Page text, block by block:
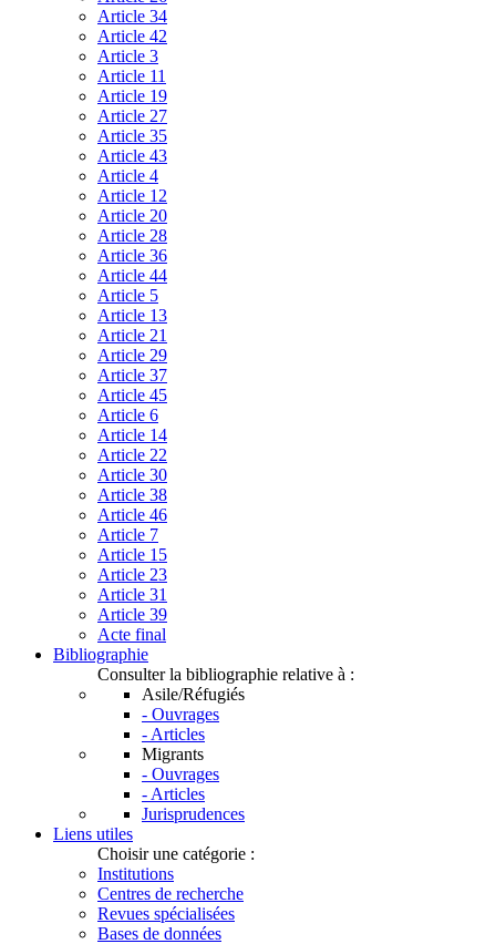
Article 34
Article 42
Article 3
Article 11
Article 19
Article 27
Article 35
Article 43
Article 4
Article 12
Article 20
Article 28
Article 36
Article 44
Article 5
Article 13
Article 21
Article 29
Article 37
Article 45
Article 6
Article 14
Article 22
Article 30
Article 38
Article 46
Article 7
Article 15
Article 23
Article 31
Article 39
Acte final
Bibliographie
Consulter la bibliographie relative à :
Asile/Réfugiés
- Ouvrages
- Articles
Migrants
- Ouvrages
- Articles
Jurisprudences
Liens utiles
Choisir une catégorie :
Institutions
Centres de recherche
Revues spécialisées
Bases de données